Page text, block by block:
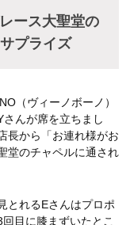
ース大聖堂の
プライズ
（ヴィーノボーノ）
んが席を立ちまし
長から「お連れ様がお
堂のチャペルに通され
とれるEさんはプロポ
目に膝まずいたとこ